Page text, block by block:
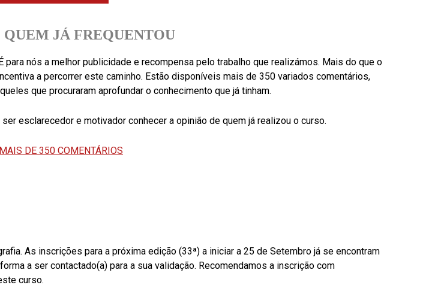
JÁ FREQUENTOU
nós a melhor publicidade e recompensa pelo trabalho que realizámos. Mais do que o
a percorrer este caminho. Estão disponíveis mais de 350 variados comentários,
que procuraram aprofundar o conhecimento que já tinham.
esclarecedor e motivador conhecer a opinião de quem já realizou o curso.
DE 350 COMENTÁRIOS
As inscrições para a próxima edição (33ª) a iniciar a 25 de Setembro já se encontram
a ser contactado(a) para a sua validação. Recomendamos a inscrição com
curso.